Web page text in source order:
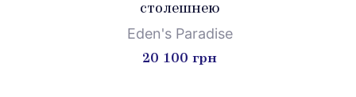
столешнею
Eden's Paradise
20 100 грн